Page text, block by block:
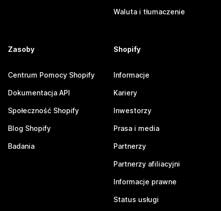
Waluta i tłumaczenie
Zasoby
Centrum Pomocy Shopify
Dokumentacja API
Społeczność Shopify
Blog Shopify
Badania
Shopify
Informacje
Kariery
Inwestorzy
Prasa i media
Partnerzy
Partnerzy afiliacyjni
Informacje prawne
Status usługi